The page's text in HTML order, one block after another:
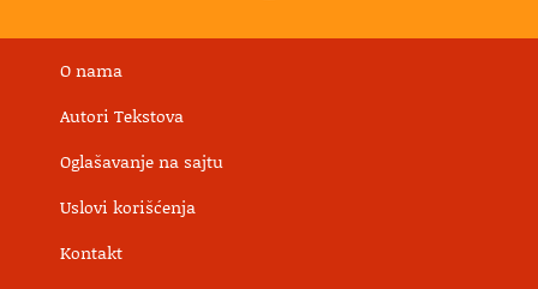
O nama
Autori Tekstova
Oglašavanje na sajtu
Uslovi korišćenja
Kontakt